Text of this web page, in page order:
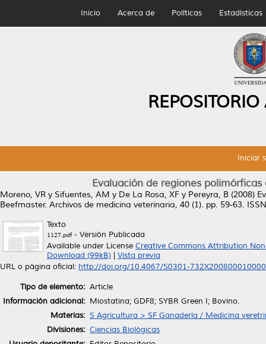
Inicio Acerca de Políticas Estadísticas
Iniciar
Evaluación de regiones
Moreno, VR y Sifuentes, AM y De La Rosa, XF y Pereyra, B (2008)
Beefmaster. Archivos de medicina veterinaria, 40 (1). pp. 59-63.
Texto
1127.pdf- Versión Publicada
Available under License Creative Commons Attribution
Download (99kB)
Vista previa
URL o página oficial: http://doi.org/10.4067/S0301-
Tipo de elemento: Article
Información adicional: Miostatina; GDF8; SYBR Green I; Bovino.
Materias: S Agricultura > SF Ganadería / Medicina
Divisiones: Ciencias Biológicas